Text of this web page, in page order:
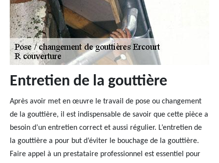
Entretien de la gouttière
Après avoir met en œuvre le travail de pose ou changement
de la gouttière, il est indispensable de savoir que cette pièce a
besoin d’un entretien correct et aussi régulier. L’entretien de
la gouttière a pour but d’éviter le bouchage de la gouttière.
Faire appel à un prestataire professionnel est essentiel pour